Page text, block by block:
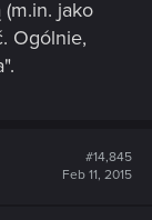
jako
Ogólnie,
#14,845
Feb 11, 2015